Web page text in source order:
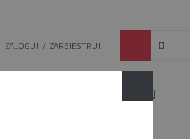
ZALOGUJ /ZAREJESTRUJ 0
KONFIGURUJ